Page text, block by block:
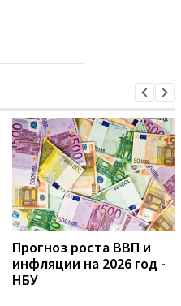
Прогноз роста ВВП и
инфляции на 2026 год -
НБУ